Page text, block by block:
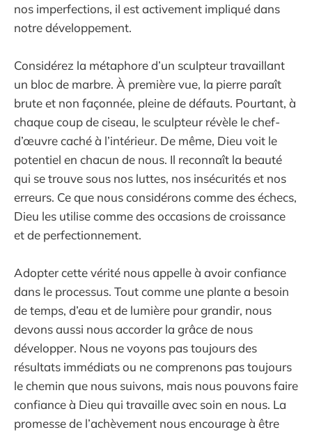
nos imperfections, il est activement impliqué dans
notre développement.
Considérez la métaphore d’un sculpteur travaillant
un bloc de marbre. À première vue, la pierre paraît
brute et non façonnée, pleine de défauts. Pourtant, à
chaque coup de ciseau, le sculpteur révèle le chef-
d’œuvre caché à l’intérieur. De même, Dieu voit le
potentiel en chacun de nous. Il reconnaît la beauté
qui se trouve sous nos luttes, nos insécurités et nos
erreurs. Ce que nous considérons comme des échecs,
Dieu les utilise comme des occasions de croissance
et de perfectionnement.
Adopter cette vérité nous appelle à avoir confiance
dans le processus. Tout comme une plante a besoin
de temps, d’eau et de lumière pour grandir, nous
devons aussi nous accorder la grâce de nous
développer. Nous ne voyons pas toujours des
résultats immédiats ou ne comprenons pas toujours
le chemin que nous suivons, mais nous pouvons faire
confiance à Dieu qui travaille avec soin en nous. La
promesse de l’achèvement nous encourage à être